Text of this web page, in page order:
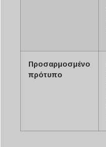
Προσαρμοσμένο
πρότυπο